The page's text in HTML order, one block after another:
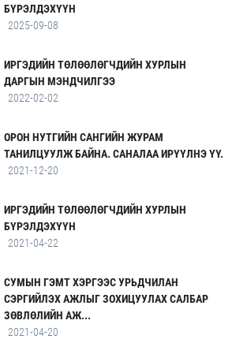
БҮРЭЛДЭХҮҮН
2025-09-08
ИРГЭДИЙН ТӨЛӨӨЛӨГЧДИЙН ХУРЛЫН
ДАРГЫН МЭНДЧИЛГЭЭ
2022-02-02
ОРОН НУТГИЙН САНГИЙН ЖУРАМ
ТАНИЛЦУУЛЖ БАЙНА. САНАЛАА ИРҮҮЛНЭ ҮҮ.
2021-12-20
ИРГЭДИЙН ТӨЛӨӨЛӨГЧДИЙН ХУРЛЫН
БҮРЭЛДЭХҮҮН
2021-04-22
СУМЫН ГЭМТ ХЭРГЭЭС УРЬДЧИЛАН
СЭРГИЙЛЭХ АЖЛЫГ ЗОХИЦУУЛАХ САЛБАР
ЗӨВЛӨЛИЙН АЖ...
2021-04-20